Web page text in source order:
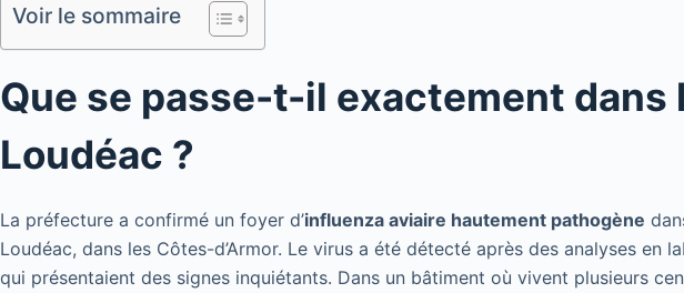
Voir le sommaire
Que se passe-t-il exactement dans
Loudéac ?
La préfecture a confirmé un foyer d’influenza aviaire hautement pathogène
Loudéac, dans les Côtes-d’Armor. Le virus a été détecté après des analyses en
qui présentaient des signes inquiétants. Dans un bâtiment où vivent plusieurs